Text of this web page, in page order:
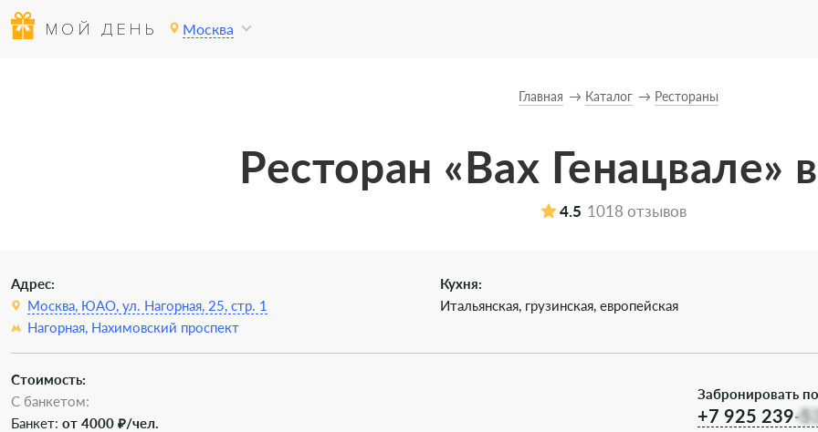
МОЙ ДЕНЬ Москва
Главная Каталог Рестораны
Ресторан «Вах Генацвале»
4.5 1018 отзывов
Адрес:
Москва, ЮАО, ул. Нагорная, 25, стр. 1
Нагорная, Нахимовский проспект
Кухня:
Итальянская, грузинская, европейская
Стоимость:
С банкетом:
Банкет: от 4000 ₽/чел.
Забронировать
+7 925 239-